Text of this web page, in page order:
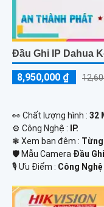
Đầu Ghi IP Dahua
8,950,000 ₫
️👀 Chất lượng hình : 32
⚙ Công Nghệ :
IP.
❃ Xem ban đêm :
🛡 Mẫu Camera Đầu
️🎙 Ưu Điểm : Công Nghệ